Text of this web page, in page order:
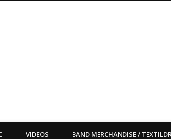
Records – East ain`t
VIDEOS BAND MERCHANDISE /